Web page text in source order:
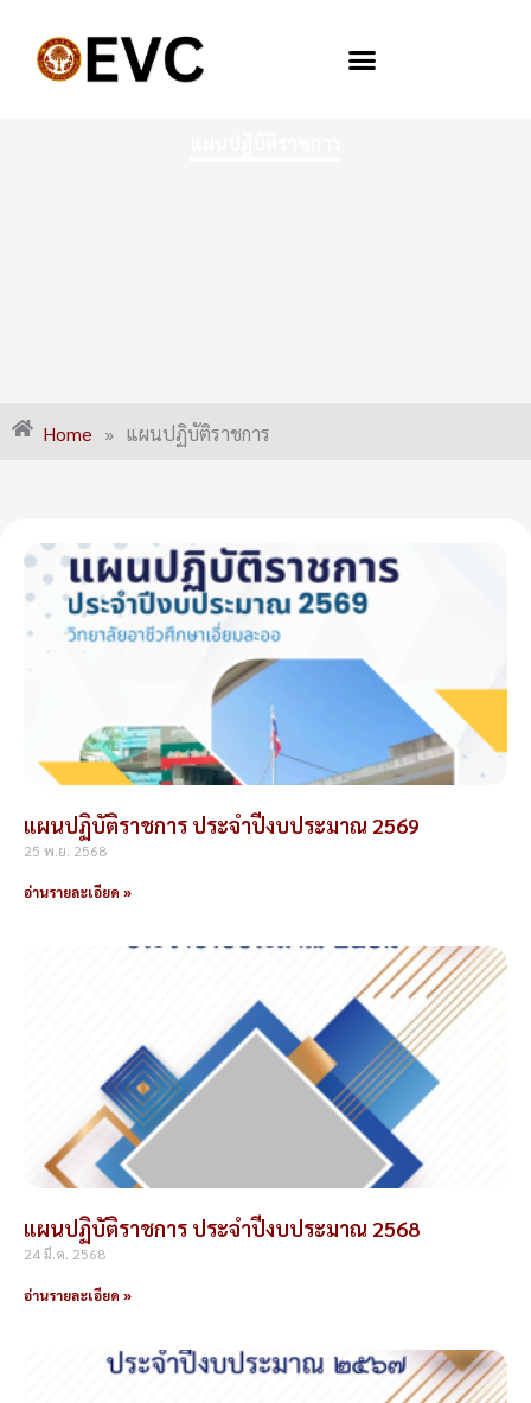
content
Home » แผนปฏิบัติราชการ
แผนปฏิบัติราชการ ประจำปีงบประมาณ 2569
25 พ.ย. 2568
อ่านรายละเอียด »
แผนปฏิบัติราชการ ประจำปีงบประมาณ 2568
24 มี.ค. 2568
อ่านรายละเอียด »